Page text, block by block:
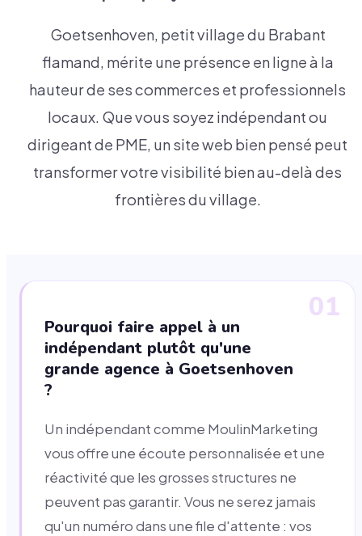
Goetsenhoven, petit village du Brabant
flamand, mérite une présence en ligne à la
hauteur de ses commerces et professionnels
locaux. Que vous soyez indépendant ou
dirigeant de PME, un site web bien pensé peut
transformer votre visibilité bien au-delà des
frontières du village.
01
Pourquoi faire appel à un
indépendant plutôt qu'une
grande agence à Goetsenhoven
?
Un indépendant comme MoulinMarketing
vous offre une écoute personnalisée et une
réactivité que les grosses structures ne
peuvent pas garantir. Vous ne serez jamais
qu'un numéro dans une file d'attente : vos